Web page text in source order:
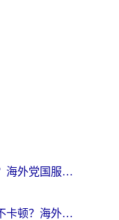
欧洲如何玩植物大战僵尸？海外党国服游戏加速避坑指南（附实测对比）
澳大利亚怎么玩节奏大师不卡顿？海外党国服游戏加速终极指南